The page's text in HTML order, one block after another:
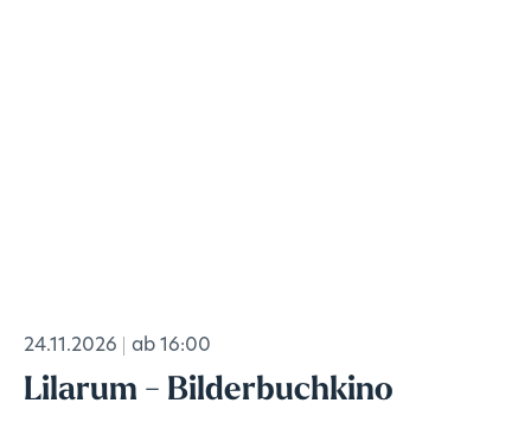
24.11.2026 ab 16:00
Lilarum - Bilderbuchkino